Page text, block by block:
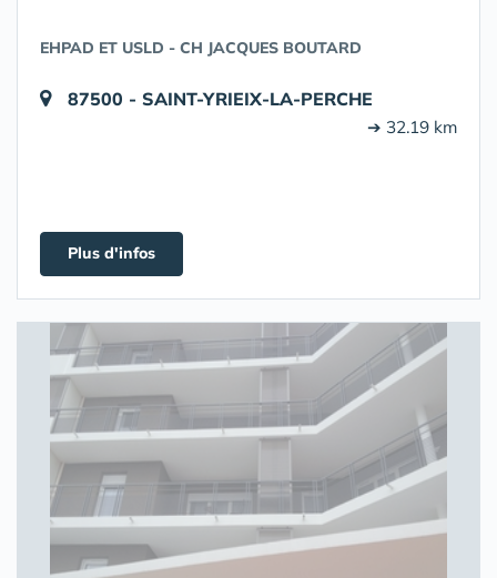
EHPAD ET USLD - CH JACQUES BOUTARD
87500 - SAINT-YRIEIX-LA-PERCHE
➔ 32.19 km
Plus d'infos